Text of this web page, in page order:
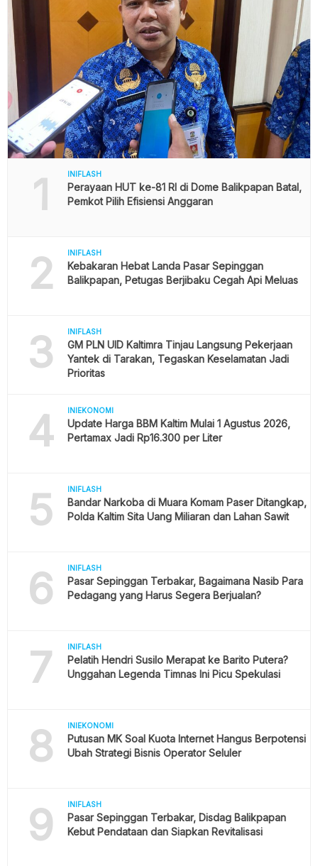
1 INIFLASH
Perayaan HUT ke-81 RI di Dome Balikpapan Batal,
Pemkot Pilih Efisiensi Anggaran
2 INIFLASH
Kebakaran Hebat Landa Pasar Sepinggan
Balikpapan, Petugas Berjibaku Cegah Api Meluas
3 INIFLASH
GM PLN UID Kaltimra Tinjau Langsung Pekerjaan
Yantek di Tarakan, Tegaskan Keselamatan Jadi
Prioritas
4 INIEKONOMI
Update Harga BBM Kaltim Mulai 1 Agustus 2026,
Pertamax Jadi Rp16.300 per Liter
5 INIFLASH
Bandar Narkoba di Muara Komam Paser Ditangkap,
Polda Kaltim Sita Uang Miliaran dan Lahan Sawit
6 INIFLASH
Pasar Sepinggan Terbakar, Bagaimana Nasib Para
Pedagang yang Harus Segera Berjualan?
7 INIFLASH
Pelatih Hendri Susilo Merapat ke Barito Putera?
Unggahan Legenda Timnas Ini Picu Spekulasi
8 INIEKONOMI
Putusan MK Soal Kuota Internet Hangus Berpotensi
Ubah Strategi Bisnis Operator Seluler
9 INIFLASH
Pasar Sepinggan Terbakar, Disdag Balikpapan
Kebut Pendataan dan Siapkan Revitalisasi